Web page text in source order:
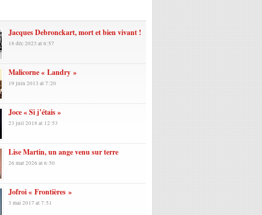
Jacques Debronckart, mort et bien vivant !
18 déc 2023 at 6:57
Malicorne « Landry »
19 juin 2013 at 7:20
Joce « Si j’étais »
23 juil 2018 at 12:53
Lise Martin, un ange venu sur terre
26 mar 2026 at 6:50
Jofroi « Frontières »
3 mai 2017 at 7:51